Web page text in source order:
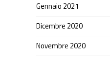
Gennaio 2021
Dicembre 2020
Novembre 2020